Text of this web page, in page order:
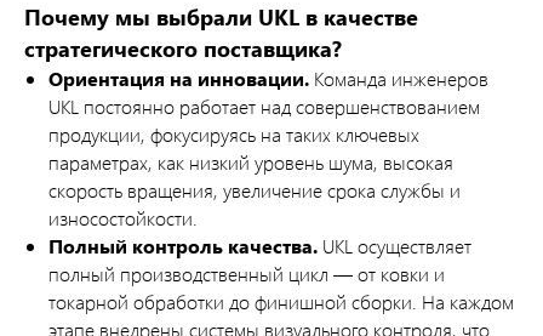
Почему мы выбрали UKL в качестве
стратегического поставщика?
Ориентация на инновации. Команда инженеров
UKL постоянно работает над совершенствованием
продукции, фокусируясь на таких ключевых
параметрах, как низкий уровень шума, высокая
скорость вращения, увеличение срока службы и
износостойкости.
Полный контроль качества. UKL осуществляет
полный производственный цикл — от ковки и
токарной обработки до финишной сборки. На каждом
этапе внедрены системы визуального контроля, что